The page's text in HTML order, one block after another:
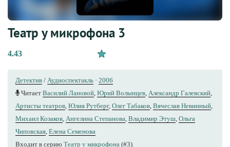
Театр у микрофона 3
4.43
Детектив / Аудиоспектакль · 2006
Читает Василий Лановой, Юрий Волынцев, Александр Галевский,
Артисты теaтров, Юлия Рутберг, Олег Табаков, Вячеслав Невинный,
Михаил Козаков, Ангелина Степанова, Владимир Этуш, Ольга
Чиповская, Елена Семенова
Входит в серию Театр у микрофона (#3)